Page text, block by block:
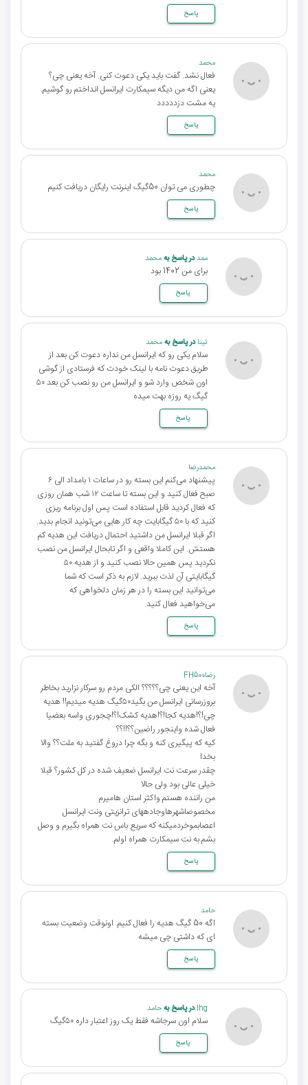
پاسخ
محمد
فعال نشد. گفت باید یکی دعوت کنی. آخه یعنی چی؟
یعنی اگه من دیگه سیمکارت ایرانسل انداختم رو گوشیم.
یه مشت دزددددد
پاسخ
محمد
چطوری می توان 50گیگ اینرنت رایگان دریافت کنیم
پاسخ
ممددر پاسخ بهمحمد
برای من 1402 بود
پاسخ
تینادر پاسخ بهمحمد
سلام یکی رو که ایرانسل من نداره دعوت کن بعد از
طریق دعوت نامه با لینک خودت که فرستادی از گوشی
اون شخص وارد شو و ایرانسل من رو نصب کن بعد ۵۰
گیگ یه روزه بهت میده
پاسخ
محمدرضا
پیشنهاد می‌کنم این بسته رو در ساعات ۱ بامداد الی ۶
صبح فعال کنید و این بسته تا ساعت ۱۲ شب همان روزی
که فعال کردید قابل استفاده است پس اول برنامه ریزی
کنید که با ۵۰ گیگابایت چه کار هایی می‌تونید انجام بدید.
اگر قبلا ایرانسل من داشتید احتمال دریافت این هدیه کم
هستش. این کاملا واقعی و اگر تابحال ایرانسل من نصب
نکردید پس همین حالا نصب کنید و از هدیه ۵۰
گیگابایتی آن لذت ببرید. لازم به ذکر است که شما
می‌توانید این بسته را در هر زمان دلخواهی که
می‌خواهید فعال کنید.
پاسخ
رضاFH500
آخه این یعنی چی؟؟؟؟؟ الکی مردم رو سرکار نزارید بخاطر
بروزرسانی ایرانسل من بگید۵۰گیگ هدیه میدیم!! هدیه
چی!؟!هدیه کجا!؟!هدیه کشک!؟!چجوری واسه بعضیا
فعال شده واینجور راضین؟؟!!؟؟
کیه که پیگیری کنه و بگه چرا دروغ گفتید به ملت؟؟ والا
بخدا
چقدر سرعت نت ایرانسل ضعیف شده در کل کشور؟ قبلا
خیلی عالی بود ولی حالا
من راننده هستم واکثر استان هامیرم
مخصوصاشهرهاوجادههای ترانزیتی ونت ایرانسل
اعصابموخردمیکنه که سریع باس نت همراه بگیرم و وصل
بشم به نت سیمکارت همراه اولم.
پاسخ
حامد
اگه 50 گیگ هدیه را فعال کنیم. اونوقت وضعیت بسته
ای که داشتی چی میشه
پاسخ
lhg در پاسخ بهحامد
سلام اون سرجاشه فقط یک روز اعتبار داره ۵۰گیگ
پاسخ